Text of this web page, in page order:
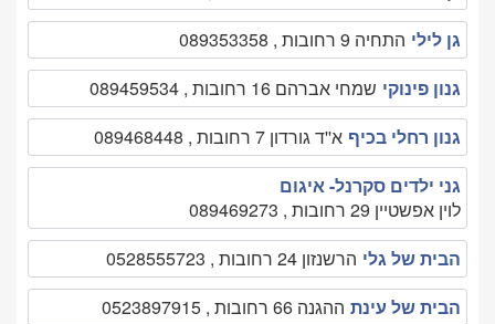
גן לילי התחיה 9 רחובות , 089353358
גנון פינוקי שמחי אברהם 16 רחובות , 089459534
גנון רחלי בכיף א''ד גורדון 7 רחובות , 089468448
גני ילדים סקרנל- איגום
לוין אפשטיין 29 רחובות , 089469273
הבית של גלי הרשנזון 24 רחובות , 0528555723
הבית של עינת ההגנה 66 רחובות , 0523897915